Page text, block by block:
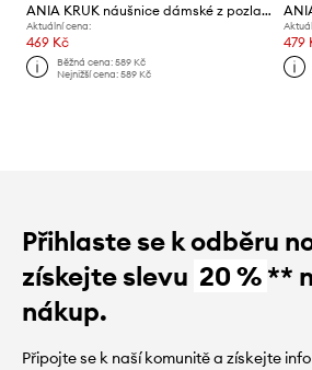
ANIA KRUK náušnice dámské z pozlaceného stříbra s Kubickým zirkonem ROCK IT
Aktuální cena:
469 Kč
Běžná cena:589 Kč
Nejnižší cena:589 Kč
479
Přihlaste se k odběru
získejte slevu 20 %**
nákup.
Připojte se k naší komunitě a získejte